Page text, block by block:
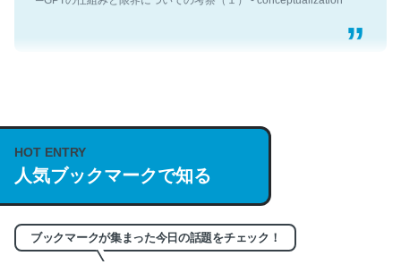
説してる記事が少ないので貴重な良記事。/続編来た
https://isobe324649.hatenablog.com/entry/2023/03/27
/064121
─GPTの仕組みと限界についての考察（１） - conceptualization
HOT ENTRY
人気ブックマークで知る
ブックマークが集まった今日の話題をチェック！